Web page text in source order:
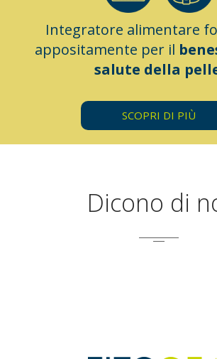
Integratore alimentare
appositamente per il
salute della
SCOPRI DI PIÙ
Dicono di